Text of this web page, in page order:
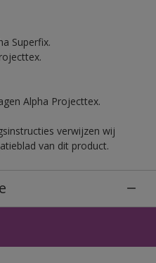
Superfix.
Alpha Projecttex.
verwijzen wij
van dit product.